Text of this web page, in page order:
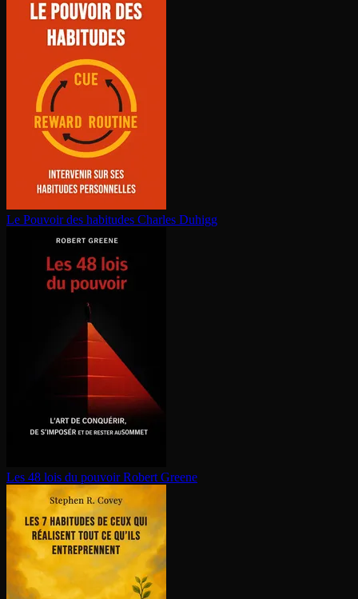
Le Pouvoir des habitudes Charles Duhigg
Les 48 lois du pouvoir Robert Greene